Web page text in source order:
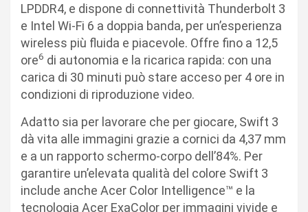
LPDDR4, e dispone di connettività Thunderbolt 3
e Intel Wi-Fi 6 a doppia banda, per un’esperienza
wireless più fluida e piacevole. Offre fino a 12,5
ore6 di autonomia e la ricarica rapida: con una
carica di 30 minuti può stare acceso per 4 ore in
condizioni di riproduzione video.
Adatto sia per lavorare che per giocare, Swift 3
dà vita alle immagini grazie a cornici da 4,37 mm
e a un rapporto schermo-corpo dell’84%. Per
garantire un’elevata qualità del colore Swift 3
include anche Acer Color Intelligence™ e la
tecnologia Acer ExaColor per immagini vivide e